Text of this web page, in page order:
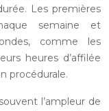
Les premières
semaine et
comme les
heures d’affilée
procédurale.
l’ampleur de